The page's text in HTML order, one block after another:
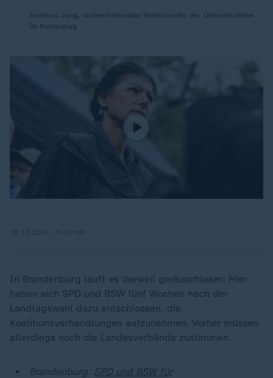
In Brandenburg läuft es derweil geräuschloser: Hier
haben sich SPD und BSW fünf Wochen nach der
Landtagswahl dazu entschlossen, die
Koalitionsverhandlungen aufzunehmen. Vorher müssen
allerdings noch die Landesverbände zustimmen.
Brandenburg: SPD und BSW für